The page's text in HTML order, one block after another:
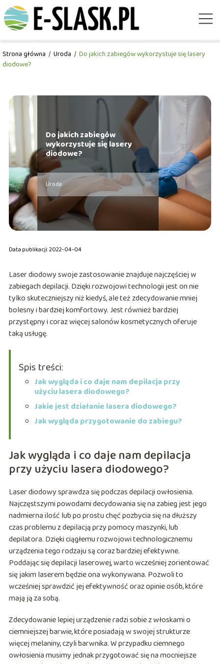
Strona główna / Uroda / Do jakich zabiegów wykorzystuje się lasery
diodowe?
Do jakich zabiegów
wykorzystuje się lasery
diodowe?
Uroda
Data publikacji: 2022-04-04
Laser diodowy swoje zastosowanie znajduje najczęściej w
zabiegach depilacji. Dzięki rozwojowi technologii jest on nie
tylko skuteczniejszy niż kiedyś, ale też zdecydowanie mniej
bolesny i bardziej komfortowy. Jest również bardziej
przystępny i coraz więcej salonów kosmetycznych oferuje
taką usługę.
Spis treści:
Jak wygląda i co daje nam depilacja przy
użyciu lasera diodowego?
Jakie jest działanie lasera diodowego?
Jak wygląda przygotowanie do zabiegu?
Jak wygląda i co daje nam depilacja
przy użyciu lasera diodowego?
Laser diodowy sprawdza się podczas depilacji owłosienia.
Najczęstszymi powodami decydowania się na zabieg jest jego
nadmierna ilość lub po prostu chęć pozbycia się na dłuższy
czas problemu z depilacją przy pomocy maszynki, lub
depilatora. Dzięki ciągłemu rozwojowi technologicznemu
urządzenia tego rodzaju są coraz bardziej efektywne.
Poddając się depilacji laserowej, warto wcześniej zorientować
się jakim laserem będzie ona wykonywana. Pozwoli to
wcześniej sprawdzić jej efektywność oraz opinie osób, które
mają ją za sobą.
Zdecydowanie lepiej urządzenie radzi sobie z włoskami o
ciemniejszej barwie, które posiadają w swojej strukturze
więcej melaniny, czyli barwnika. W przypadku ciemnego
owłosienia musimy jednak przygotować się na mocniejsze